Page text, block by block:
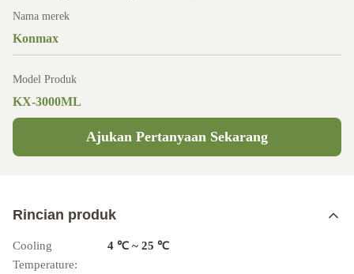
Nama merek
Konmax
Model Produk
KX-3000ML
Ajukan Pertanyaan Sekarang
Rincian produk
Cooling
Temperature:
4 ℃ ~ 25 ℃